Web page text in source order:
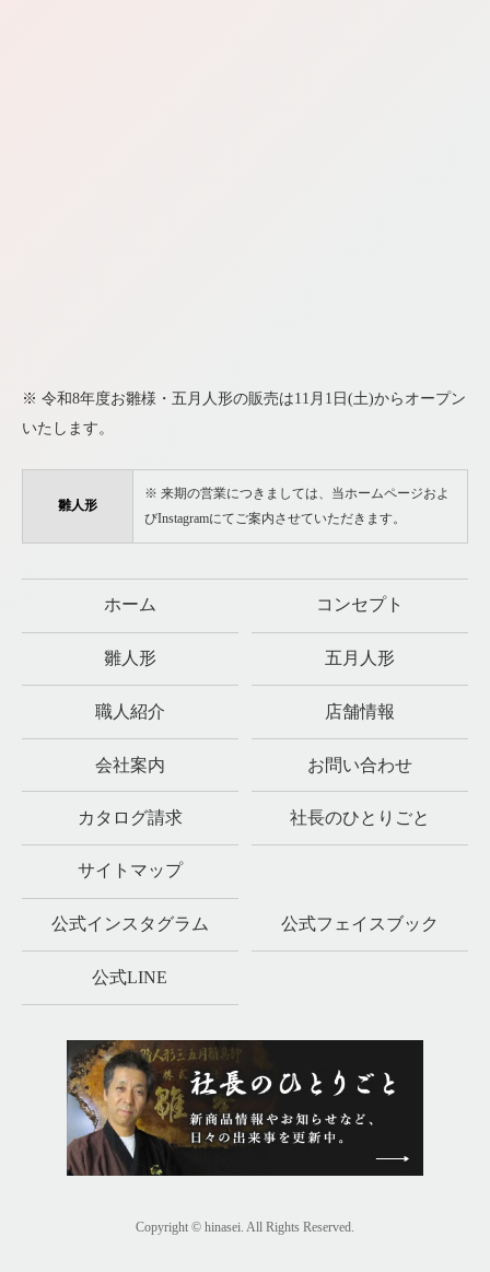
※ 令和8年度お雛様・五月人形の販売は11月1日(土)からオープン
いたします。
雛人形
※ 来期の営業につきましては、当ホームページおよ
びInstagramにてご案内させていただきます。
ホーム コンセプト
雛人形 五月人形
職人紹介 店舗情報
会社案内 お問い合わせ
カタログ請求 社長のひとりごと
サイトマップ
公式インスタグラム 公式フェイスブック
公式LINE
Copyright © hinasei. All Rights Reserved.